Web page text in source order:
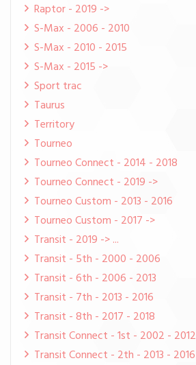
Raptor - 2019 ->
S-Max - 2006 - 2010
S-Max - 2010 - 2015
S-Max - 2015 ->
Sport trac
Taurus
Territory
Tourneo
Tourneo Connect - 2014 - 2018
Tourneo Connect - 2019 ->
Tourneo Custom - 2013 - 2016
Tourneo Custom - 2017 ->
Transit - 2019 -> ...
Transit - 5th - 2000 - 2006
Transit - 6th - 2006 - 2013
Transit - 7th - 2013 - 2016
Transit - 8th - 2017 - 2018
Transit Connect - 1st - 2002 - 2012
Transit Connect - 2th - 2013 - 2016